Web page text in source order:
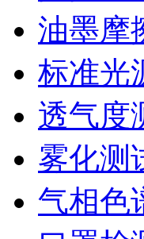
油墨摩
标准光
透气度
雾化测
气相色